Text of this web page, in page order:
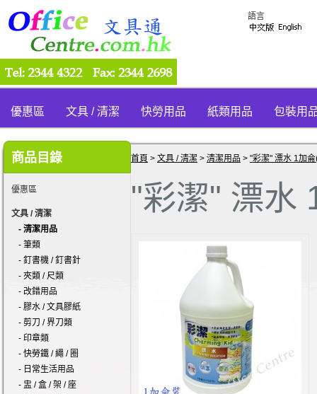
語言
優惠區 文具 / 清潔 快勞用品 紙類用品 包裝用
商品目錄
優惠區
文具 / 清潔
- 清潔用品
- 筆類
- 釘書機 / 釘書針
- 夾類 / 尺類
- 改錯用品
- 膠水 / 文具膠紙
- 剪刀 / 界刀類
- 印章類
- 快勞鐵 / 繩 / 圈
- 日常生活用品
- 盅 / 盒 / 架 / 座
首頁 > 文具 / 清潔 > 清潔用品 > "彩潔" 漂水 1加
"彩潔" 漂水